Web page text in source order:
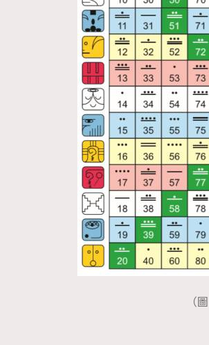
的個人資料於任何推廣用途。
（